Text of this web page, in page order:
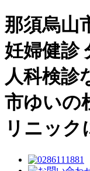
那須烏山
妊婦健診
人科検診
市ゆいの
リニック